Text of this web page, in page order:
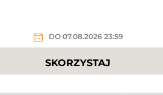
DO 07.08.2026 23:59
SKORZYSTAJ